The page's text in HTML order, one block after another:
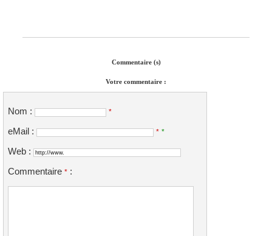
Commentaire (s)
Votre commentaire :
Nom : *
eMail : * *
Web :
Commentaire * :